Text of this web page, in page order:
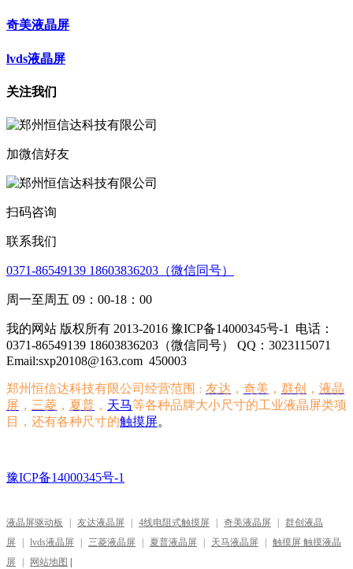
奇美液晶屏
lvds液晶屏
关注我们
加微信好友
扫码咨询
联系我们
0371-86549139 18603836203（微信同号）
周一至周五 09：00-18：00
我的网站 版权所有 2013-2016 豫ICP备14000345号-1
电话：
0371-86549139 18603836203（微信同号） QQ：3023115071
Email:sxp20108@163.com 450003
郑州恒信达科技有限公司经营范围 ： 友达 ， 奇美 ， 群创 ， 液晶
屏 ， 三菱 ， 夏普 ， 天马等各种品牌大小尺寸的工业液晶屏类项
目，还有各种尺寸的触摸屏。
豫ICP备14000345号-1
液晶屏驱动板 友达液晶屏 4线电阻式触摸屏 奇美液晶屏
群创液晶
屏
lvds液晶屏 三菱液晶屏 夏普液晶屏 天马液晶屏
触摸屏 触摸液晶
屏
网站地图